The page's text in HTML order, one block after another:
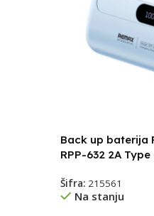
Back up baterija
RPP-632 2A
Šifra: 215561
Na stanju